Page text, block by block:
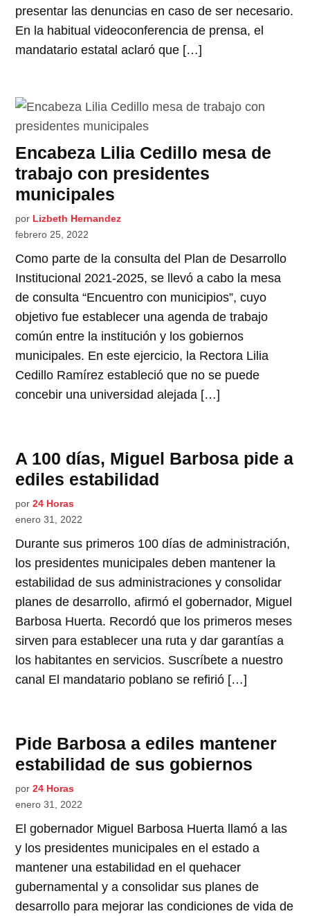
presentar las denuncias en caso de ser necesario.
En la habitual videoconferencia de prensa, el
mandatario estatal aclaró que […]
Encabeza Lilia Cedillo mesa de
trabajo con presidentes
municipales
por Lizbeth Hernandez
febrero 25, 2022
Como parte de la consulta del Plan de Desarrollo
Institucional 2021-2025, se llevó a cabo la mesa
de consulta “Encuentro con municipios”, cuyo
objetivo fue establecer una agenda de trabajo
común entre la institución y los gobiernos
municipales. En este ejercicio, la Rectora Lilia
Cedillo Ramírez estableció que no se puede
concebir una universidad alejada […]
A 100 días, Miguel Barbosa pide a
ediles estabilidad
por 24 Horas
enero 31, 2022
Durante sus primeros 100 días de administración,
los presidentes municipales deben mantener la
estabilidad de sus administraciones y consolidar
planes de desarrollo, afirmó el gobernador, Miguel
Barbosa Huerta. Recordó que los primeros meses
sirven para establecer una ruta y dar garantías a
los habitantes en servicios. Suscríbete a nuestro
canal El mandatario poblano se refirió […]
Pide Barbosa a ediles mantener
estabilidad de sus gobiernos
por 24 Horas
enero 31, 2022
El gobernador Miguel Barbosa Huerta llamó a las
y los presidentes municipales en el estado a
mantener una estabilidad en el quehacer
gubernamental y a consolidar sus planes de
desarrollo para mejorar las condiciones de vida de